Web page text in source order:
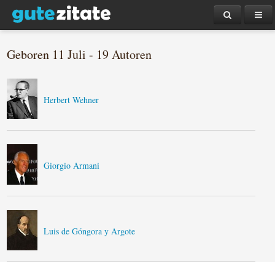
Geboren 11 Juli - 19 Autoren
Herbert Wehner
Giorgio Armani
Luis de Góngora y Argote